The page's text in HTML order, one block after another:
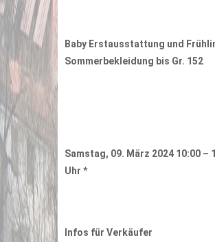
Baby Erstausstattung und
Sommerbekleidung bis Gr. 152
Samstag, 09. März 2024 10:00 –
Uhr *
Infos für Verkäufer